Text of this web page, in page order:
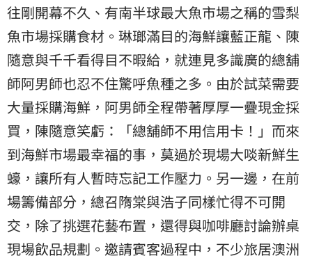
往剛開幕不久、有南半球最大魚市場之稱的雪梨
魚市場採購食材。琳瑯滿目的海鮮讓藍正龍、陳
隨意與千千看得目不暇給，就連見多識廣的總舖
師阿男師也忍不住驚呼魚種之多。由於試菜需要
大量採購海鮮，阿男師全程帶著厚厚一疊現金採
買，陳隨意笑虧：「總舖師不用信用卡！」而來
到海鮮市場最幸福的事，莫過於現場大啖新鮮生
蠔，讓所有人暫時忘記工作壓力。另一邊，在前
場籌備部分，總召隋棠與浩子同樣忙得不可開
交，除了挑選花藝布置，還得與咖啡廳討論辦桌
現場飲品規劃。邀請賓客過程中，不少旅居澳洲